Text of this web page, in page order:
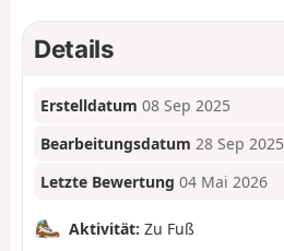
Details
Erstelldatum 08 Sep 2025
Bearbeitungsdatum 28 Sep 2025
Letzte Bewertung 04 Mai 2026
Aktivität: Zu Fuß